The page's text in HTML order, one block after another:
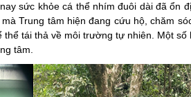
sức khỏe cá thể nhím đuôi dài đã ổn
Trung tâm hiện đang cứu hộ, chăm
tái thả về môi trường tự nhiên. Một số
tâm.